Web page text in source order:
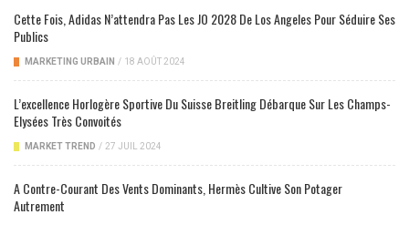
Cette Fois, Adidas N’attendra Pas Les JO 2028 De Los Angeles Pour Séduire Ses
Publics
MARKETING URBAIN / 18 AOÛT 2024
L’excellence Horlogère Sportive Du Suisse Breitling Débarque Sur Les Champs-
Elysées Très Convoités
MARKET TREND / 27 JUIL 2024
A Contre-Courant Des Vents Dominants, Hermès Cultive Son Potager
Autrement